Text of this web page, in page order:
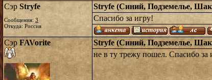
Сэр Stryfe
Сообщения: 3
Откуда: Россия
Stryfe (Синий, Подземелье,
Спасибо за игру!
Сэр FAVorite Stryfe (Синий, Подземелье,
не в ту трежу пошел. Спасибо за